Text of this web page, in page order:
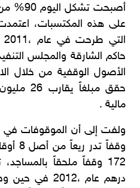
أصبحت
على هذه المكتسبات، اعتمدت
حاكم الشارقة والمجلس
الأصول الوقفية من خلال
حقق
مالية .
وقفاً
درهم عام